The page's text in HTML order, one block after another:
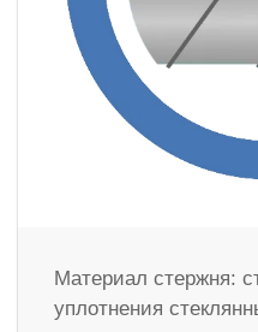
Материал стержня:
уплотнения